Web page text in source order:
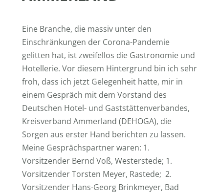
Eine Branche, die massiv unter den
Einschränkungen der Corona-Pandemie
gelitten hat, ist zweifellos die Gastronomie und
Hotellerie. Vor diesem Hintergrund bin ich sehr
froh, dass ich jetzt Gelegenheit hatte, mir in
einem Gespräch mit dem Vorstand des
Deutschen Hotel- und Gaststättenverbandes,
Kreisverband Ammerland (DEHOGA), die
Sorgen aus erster Hand berichten zu lassen.
Meine Gesprächspartner waren: 1.
Vorsitzender Bernd Voß, Westerstede; 1.
Vorsitzender Torsten Meyer, Rastede; 2.
Vorsitzender Hans-Georg Brinkmeyer, Bad